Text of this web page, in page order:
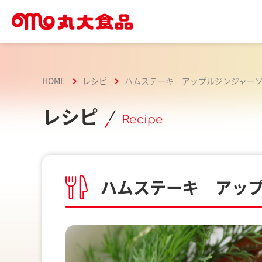
HOME レシピ ハムステーキ アップルジンジャー
レシピ Recipe
ハムステーキ アッ